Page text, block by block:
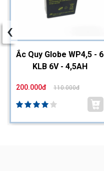
Ắc Quy Globe WP4,5 - 6
KLB 6V - 4,5AH
200.000đ 110.000đ
‹